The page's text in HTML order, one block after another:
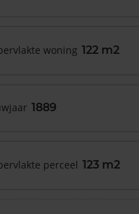
woning 122 m2
1889
perceel 123 m2